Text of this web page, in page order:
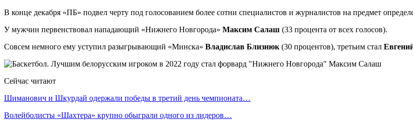
В конце декабря «ПБ» подвел черту под голосованием более сотни специалистов и журналистов на предмет
У мужчин первенствовал нападающий «Нижнего Новгорода» Максим Салаш (33 процента от всех голосов).
Совсем немного ему уступил разыгрывающий «Минска» Владислав Близнюк (30 процентов), третьим стал
Сейчас читают
Шиманович и Шкурдай одержали победы в третий день чемпионата…
Волейболисты «Шахтера» крупно обыграли одного из лидеров…